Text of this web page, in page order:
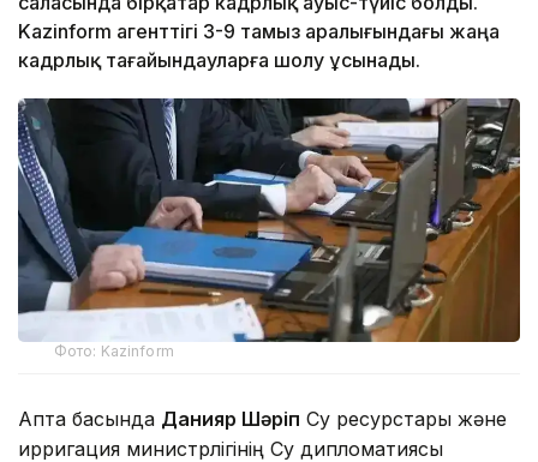
Kazinform агенттігі 3-9 тамыз аралығындағы жаңа
кадрлық тағайындауларға шолу ұсынады.
Фото: Kazinform
Апта басында Данияр Шәріп Су ресурстары және
ирригация министрлігінің Су дипломатиясы